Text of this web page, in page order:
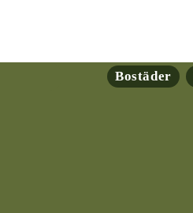
Bostäder